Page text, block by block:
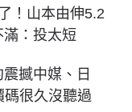
！山本由伸5.2
：投太短
撼中媒、日
很久沒聽過